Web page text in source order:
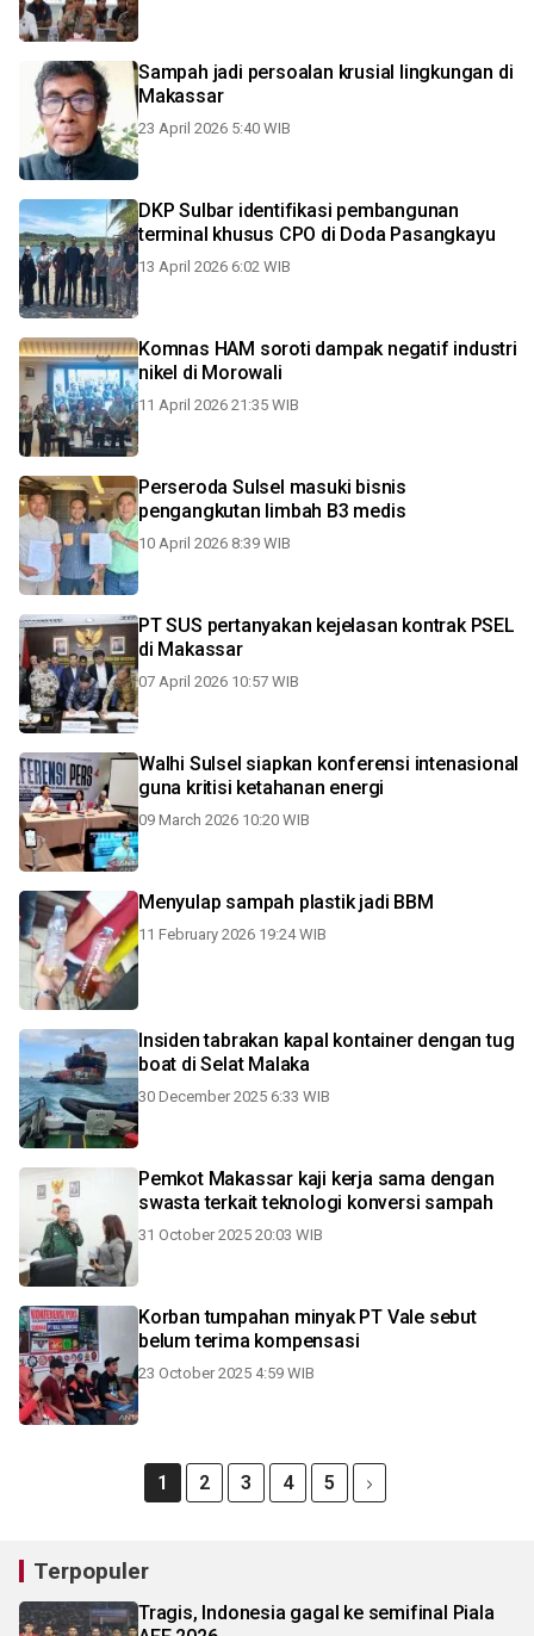
Sampah jadi persoalan krusial lingkungan di
Makassar
23 April 2026 5:40 WIB
DKP Sulbar identifikasi pembangunan
terminal khusus CPO di Doda Pasangkayu
13 April 2026 6:02 WIB
Komnas HAM soroti dampak negatif industri
nikel di Morowali
11 April 2026 21:35 WIB
Perseroda Sulsel masuki bisnis
pengangkutan limbah B3 medis
10 April 2026 8:39 WIB
PT SUS pertanyakan kejelasan kontrak PSEL
di Makassar
07 April 2026 10:57 WIB
Walhi Sulsel siapkan konferensi intenasional
guna kritisi ketahanan energi
09 March 2026 10:20 WIB
Menyulap sampah plastik jadi BBM
11 February 2026 19:24 WIB
Insiden tabrakan kapal kontainer dengan tug
boat di Selat Malaka
30 December 2025 6:33 WIB
Pemkot Makassar kaji kerja sama dengan
swasta terkait teknologi konversi sampah
31 October 2025 20:03 WIB
Korban tumpahan minyak PT Vale sebut
belum terima kompensasi
23 October 2025 4:59 WIB
1 2 3 4 5
Terpopuler
Tragis, Indonesia gagal ke semifinal Piala